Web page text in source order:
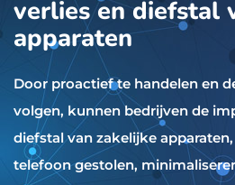
verlies en diefstal
apparaten
Door proactief te handelen en
volgen, kunnen bedrijven de
diefstal van zakelijke
telefoon gestolen,